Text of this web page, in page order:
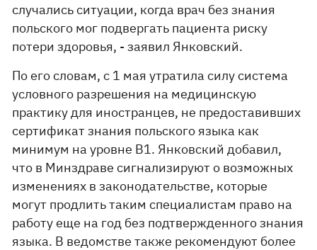
случались ситуации, когда врач без знания
польского мог подвергать пациента риску
потери здоровья, - заявил Янковский.
По его словам, с 1 мая утратила силу система
условного разрешения на медицинскую
практику для иностранцев, не предоставивших
сертификат знания польского языка как
минимум на уровне B1. Янковский добавил,
что в Минздраве сигнализируют о возможных
изменениях в законодательстве, которые
могут продлить таким специалистам право на
работу еще на год без подтвержденного знания
языка. В ведомстве также рекомендуют более